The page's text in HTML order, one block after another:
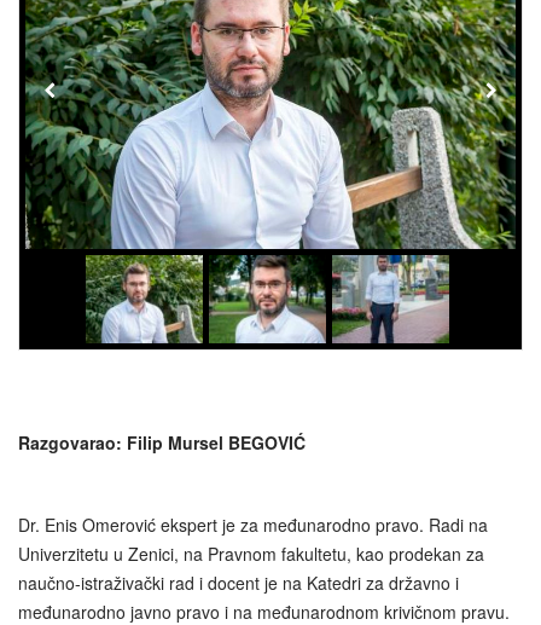
Razgovarao: Filip Mursel BEGOVIĆ
Dr. Enis Omerović ekspert je za međunarodno pravo. Radi na
Univerzitetu u Zenici, na Pravnom fakultetu, kao prodekan za
naučno-istraživački rad i docent je na Katedri za državno i
međunarodno javno pravo i na međunarodnom krivičnom pravu.